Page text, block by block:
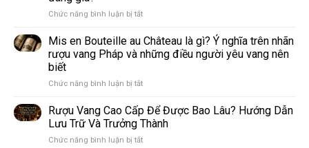
thế
Nhau
Thế
Nào?
10
So
Dễ
Hiểu
Người
Chức năng bình luận bị tắtở
và
Lalande
de
Điểm
khác
nhau
và
vì
Mis en Bouteille au Château là gì? Ý nghĩa trên nhãn
rượu vang Pháp và những điều người yêu vang nên
biết
Chức năng bình luận bị tắtở
en
Bouteille
au
Château
Rượu Vang Cao Cấp Để Được Bao Lâu? Hướng Dẫn
Lưu Trữ Và Trưởng Thành
Chức năng bình luận bị tắtở